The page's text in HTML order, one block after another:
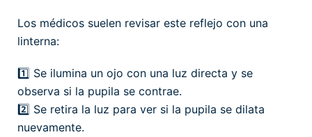
Los médicos suelen revisar este reflejo con una
linterna:
1️⃣ Se ilumina un ojo con una luz directa y se
observa si la pupila se contrae.
2️⃣ Se retira la luz para ver si la pupila se dilata
nuevamente.